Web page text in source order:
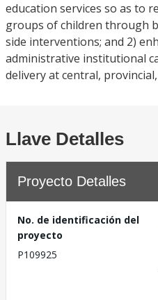
education services so as to
groups of children through
side interventions; and 2)
administrative institutional
delivery at central,
Llave Detalles
Proyecto Detalles
No. de identificación del
proyecto
P109925